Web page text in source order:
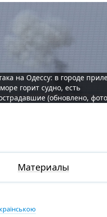
на Одессу: в городе
горит судно, есть
(обновлено,
Материалы